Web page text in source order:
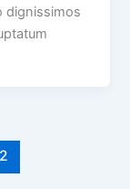
dignissimos
2